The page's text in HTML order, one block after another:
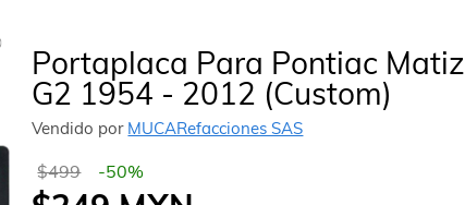
Portaplaca Para Pontiac Matiz
G2 1954 - 2012 (Custom)
Vendido por MUCARefacciones SAS
$499 -50%